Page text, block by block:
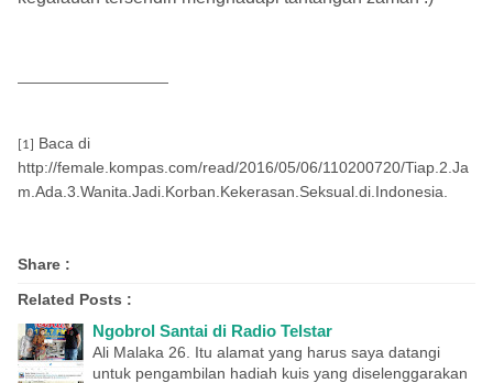
[1] Baca di
http://female.kompas.com/read/2016/05/06/110200720/Tiap.2.Ja
m.Ada.3.Wanita.Jadi.Korban.Kekerasan.Seksual.di.Indonesia.
Share :
Related Posts :
Ngobrol Santai di Radio Telstar
Ali Malaka 26. Itu alamat yang harus saya datangi
untuk pengambilan hadiah kuis yang diselenggarakan